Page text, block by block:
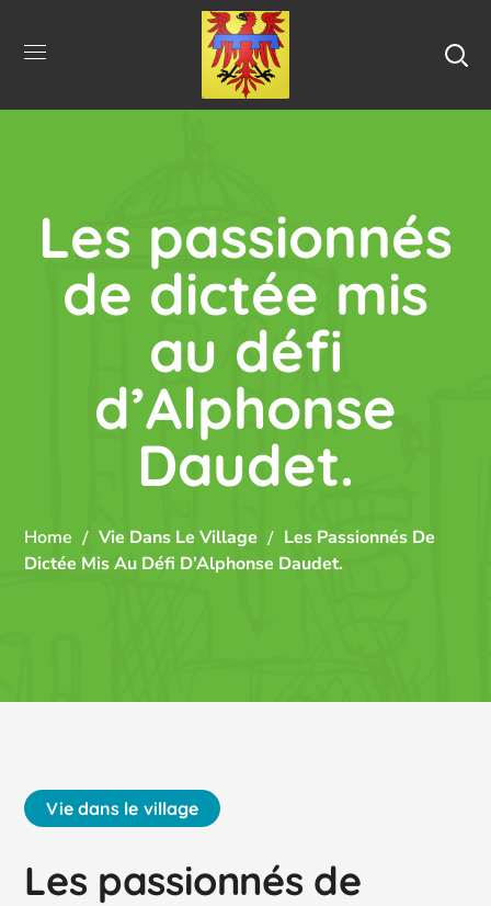
Les passionnés
de dictée mis
au défi
d’Alphonse
Daudet.
Home Vie Dans Le Village
Les Passionnés De
Dictée Mis Au Défi D’Alphonse Daudet.
Vie dans le village
Les passionnés de